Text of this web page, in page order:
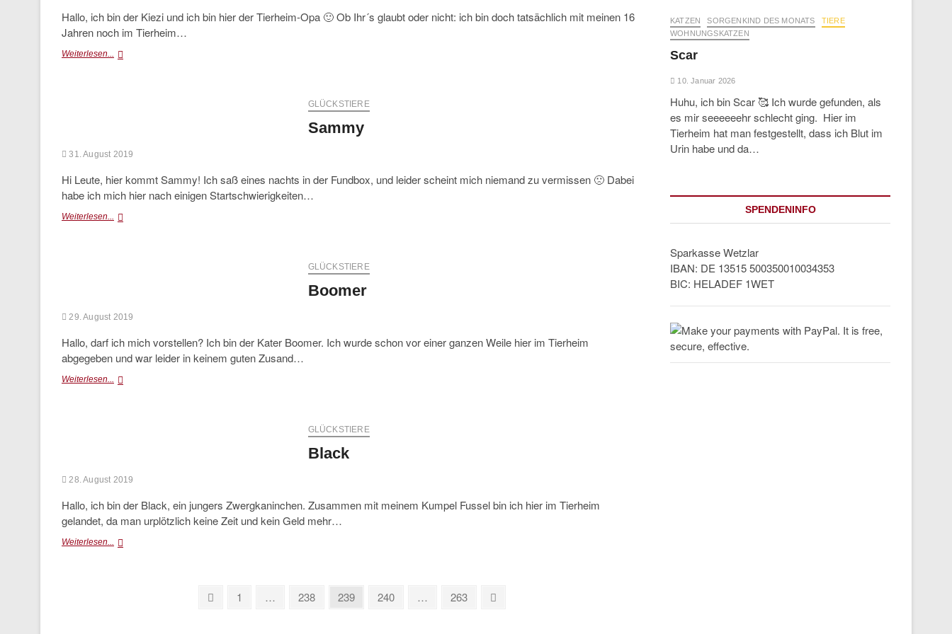
Hallo, ich bin der Kiezi und ich bin hier der Tierheim-Opa 🙂 Ob Ihr´s glaubt oder nicht: ich bin doch tatsächlich mit meinen 16
Jahren noch im Tierheim…
Weiterlesen... Kiezi
GLÜCKSTIERE
Sammy
31. August 2019
Hi Leute, hier kommt Sammy! Ich saß eines nachts in der Fundbox, und leider scheint mich niemand zu vermissen 🙁 Dabei
habe ich mich hier nach einigen Startschwierigkeiten…
Weiterlesen... Sammy
GLÜCKSTIERE
Boomer
29. August 2019
Hallo, darf ich mich vorstellen? Ich bin der Kater Boomer. Ich wurde schon vor einer ganzen Weile hier im Tierheim
abgegeben und war leider in keinem guten Zusand…
Weiterlesen... Boomer
GLÜCKSTIERE
Black
28. August 2019
Hallo, ich bin der Black, ein jungers Zwergkaninchen. Zusammen mit meinem Kumpel Fussel bin ich hier im Tierheim
gelandet, da man urplötzlich keine Zeit und kein Geld mehr…
Weiterlesen... Black
Seitennummerierung
Previous
Page
1 … Page
238 Page
239 Page
240 … Page
263
Next
KATZEN SORGENKIND DES MONATS
TIERE
WOHNUNGSKATZEN
Scar
10. Januar 2026
Huhu, ich bin Scar 🥰 Ich wurde gefunden, als
es mir seeeeeehr schlecht ging. Hier im
Tierheim hat man festgestellt, dass ich Blut im
Urin habe und da…
SPENDENINFO
Sparkasse Wetzlar
IBAN: DE 13515 500350010034353
BIC: HELADEF 1WET